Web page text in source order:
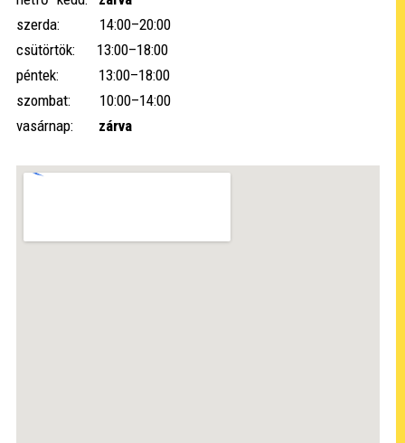
szerda: 14:00–20:00
csütörtök: 13:00–18:00
péntek: 13:00–18:00
szombat: 10:00–14:00
vasárnap: zárva